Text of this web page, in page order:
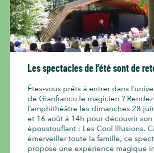
Les spectacles de l’été sont de
Êtes-vous prêts à entrer dans
de Gianfranco le magicien ?
l’amphithéâtre les dimanches 28
et 16 août à 14h pour découvrir
époustouflant : Les Cool Illusions.
émerveiller toute la famille, ce
propose une expérience magique